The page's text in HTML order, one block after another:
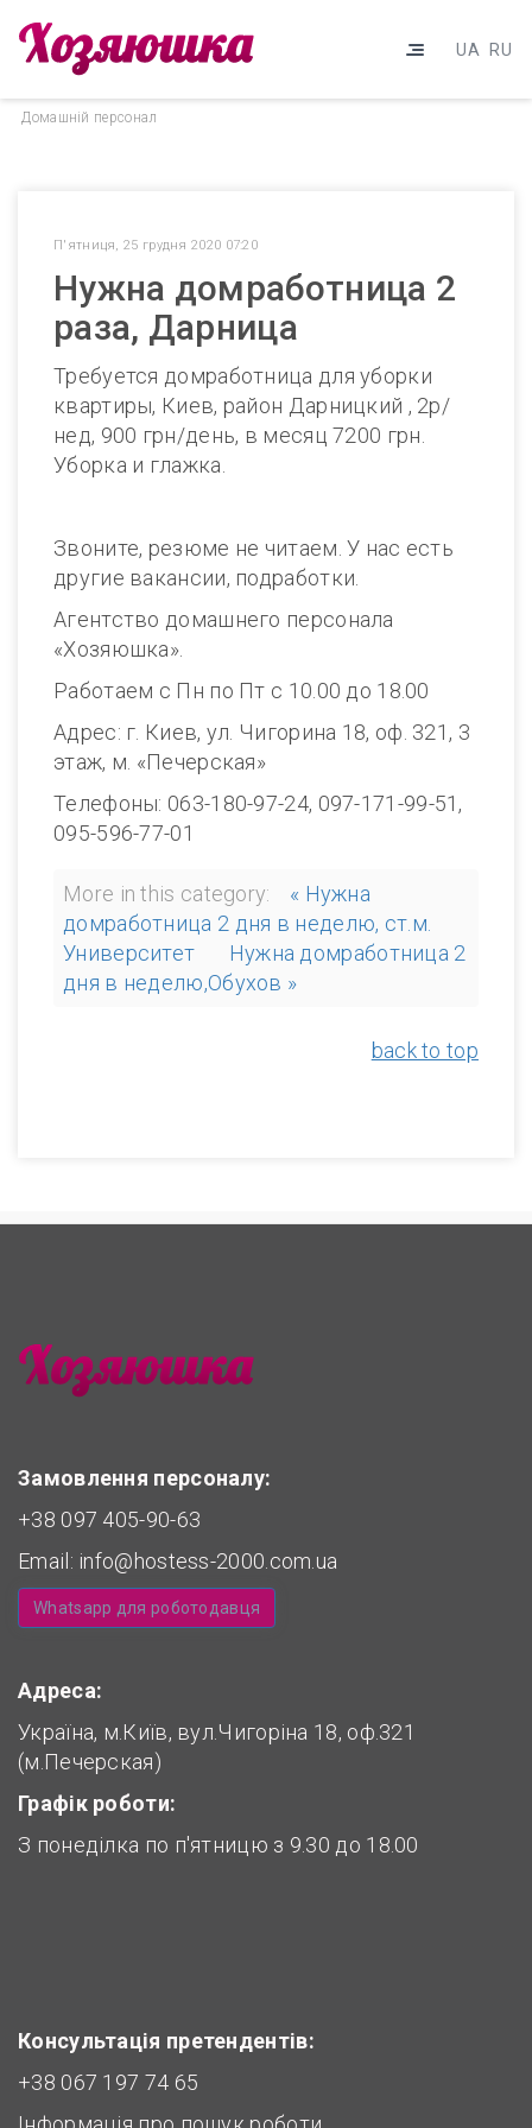
UA RU
Домашнiй персонал
П'ятниця, 25 грудня 2020 07:20
Нужна домработница 2
раза, Дарница
Требуется домработница для уборки
квартиры, Киев, район Дарницкий , 2р/
нед, 900 грн/день, в месяц 7200 грн.
Уборка и глажка.
Звоните, резюме не читаем. У нас есть
другие вакансии, подработки.
Агентство домашнего персонала
«Хозяюшка».
Работаем с Пн по Пт с 10.00 до 18.00
Адрес: г. Киев, ул. Чигорина 18, оф. 321, 3
этаж, м. «Печерская»
Телефоны: 063-180-97-24, 097-171-99-51,
095-596-77-01
More in this category:
« Нужна
домработница 2 дня в неделю, ст.м.
Университет
Нужна домработница 2
дня в неделю,Обухов »
back to top
Замовлення персоналу:
+38 097 405-90-63
Email: info@hostess-2000.com.ua
Whatsapp для роботодавця
Адреса:
Україна, м.Київ, вул.Чигоріна 18, оф.321
(м.Печерская)
Графік роботи:
З понеділка по п'ятницю з 9.30 до 18.00
Консультація претендентів:
+38 067 197 74 65